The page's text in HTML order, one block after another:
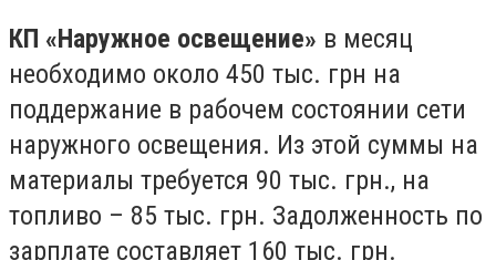
КП «Наружное освещение» в месяц
необходимо около 450 тыс. грн на
поддержание в рабочем состоянии сети
наружного освещения. Из этой суммы на
материалы требуется 90 тыс. грн., на
топливо – 85 тыс. грн. Задолженность по
зарплате составляет 160 тыс. грн.